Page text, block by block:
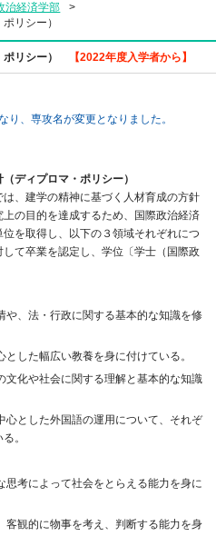
治経済学部
リシー）
ポリシー）
【2022年度入学者から】
、専攻名が変更となりました。
ディプロマ・ポリシー）
、建学の精神に基づく人材育成の方針
の目的を達成するため、国際政治経済
を取得し、以下の３領域それぞれにつ
て卒業を認定し、学位〔学士（国際政
、法・行政に関する基本的な知識を修
した幅広い教養を身に付けている。
化や社会に関する理解と基本的な知識
とした外国語の運用について、それぞ
。
考によって社会をとらえる能力を身に
観的に物事を考え、判断する能力を身